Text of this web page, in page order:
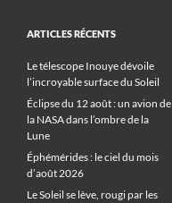
ARTICLES RÉCENTS
Le télescope Inouye dévoile
l’incroyable surface du Soleil
Éclipse du 12 août : un avion de
la NASA dans l’ombre de la
Lune
Éphémérides : le ciel du mois
d’août 2026
Le Soleil se lève, rougi par les